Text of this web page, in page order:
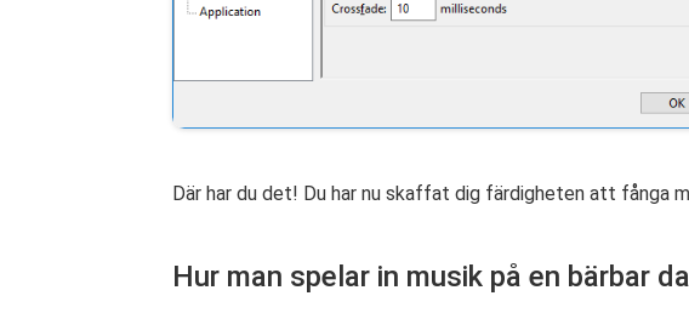
Där har du det! Du har nu skaffat dig färdigheten att fånga
Hur man spelar in musik på en bärbar